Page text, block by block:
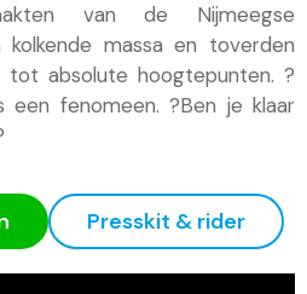
van de Nijmeegse
kolkende massa en toverden
absolute hoogtepunten. ?
fenomeen. ?Ben je klaar
Presskit & rider